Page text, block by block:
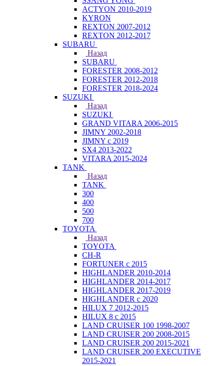
ACTYON 2010-2019
KYRON
REXTON 2007-2012
REXTON 2012-2017
SUBARU
Назад
SUBARU
FORESTER 2008-2012
FORESTER 2012-2018
FORESTER 2018-2024
SUZUKI
Назад
SUZUKI
GRAND VITARA 2006-2015
JIMNY 2002-2018
JIMNY с 2019
SX4 2013-2022
VITARA 2015-2024
TANK
Назад
TANK
300
400
500
700
TOYOTA
Назад
TOYOTA
CH-R
FORTUNER с 2015
HIGHLANDER 2010-2014
HIGHLANDER 2014-2017
HIGHLANDER 2017-2019
HIGHLANDER с 2020
HILUX 7 2012-2015
HILUX 8 с 2015
LAND CRUISER 100 1998-2007
LAND CRUISER 200 2008-2015
LAND CRUISER 200 2015-2021
LAND CRUISER 200 EXECUTIVE
2015-2021